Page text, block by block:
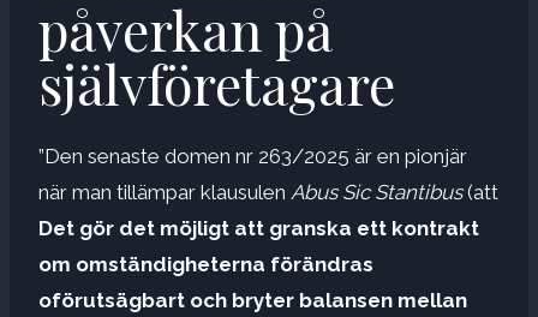
påverkan på
självföretagare
”Den senaste domen nr 263/2025 är en pionjär
när man tillämpar klausulen Abus Sic Stantibus(att
Det gör det möjligt att granska ett kontrakt
om omständigheterna förändras
oförutsägbart och bryter balansen mellan